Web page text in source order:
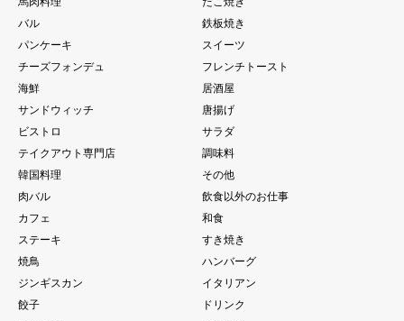
バル
鉄板焼き
パンケーキ
スイーツ
チーズフォンデュ
フレンチトースト
海鮮
居酒屋
サンドウィッチ
唐揚げ
ビストロ
サラダ
テイクアウト専門店
調味料
韓国料理
その他
肉バル
飲食以外のお仕事
カフェ
和食
ステーキ
すき焼き
焼鳥
ハンバーグ
ジンギスカン
イタリアン
餃子
ドリンク